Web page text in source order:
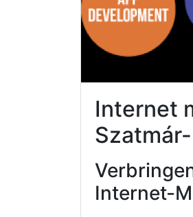
Internet
Internet-